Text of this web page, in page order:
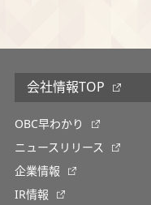
会社情報TOP
OBC早わかり
ニュースリリース
企業情報
IR情報